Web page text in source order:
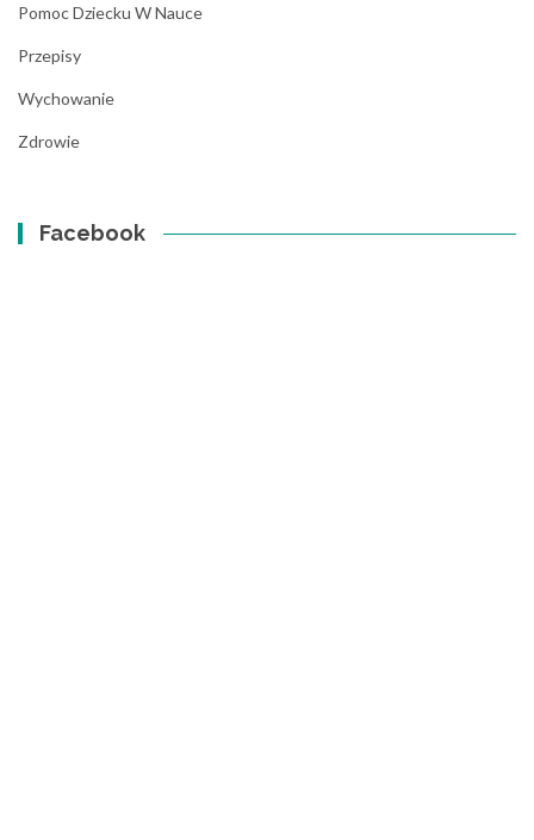
Pomoc Dziecku W Nauce
Przepisy
Wychowanie
Zdrowie
Facebook